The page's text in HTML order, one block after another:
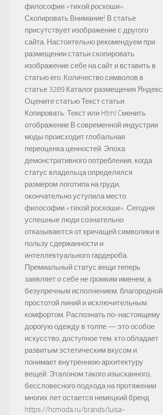
философии «тихой роскоши».
Скопировать Внимание! В статье
присутствует изображение с другого
сайта. Настоятельно рекомендуем при
размещении статьи скопировать
изображение себе на сайт и вставить в
статью его. Количество символов в
статье 3289 Каталог размещения Яндекс
Оцените статью Текст статьи:
Копировать: Текст или Html Cменить
отображение В современной индустрии
моды происходит глобальная
переоценка ценностей. Эпоха
демонстративного потребления, когда
статус владельца определялся
размером логотипа на груди,
окончательно уступила место
философии «тихой роскоши». Сегодня
успешные люди сознательно
отказываются от кричащей символики в
пользу сдержанности и
интеллектуального гардероба.
Премиальный статус вещи теперь
заявляет о себе не громким именем, а
безупречным исполнением, благородной
простотой линий и исключительным
комфортом. Распознать по-настоящему
дорогую одежду в толпе — это особое
искусство, доступное тем, кто обладает
развитым эстетическим вкусом и
понимает внутреннюю архитектуру
вещей. Эталоном такого изысканного,
бессловесного подхода на протяжении
многих лет остается немецкий бренд
https://hcmoda.ru/brands/luisa-